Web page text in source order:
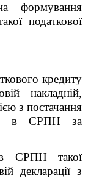
формування
податкової
кредиту
накладній,
з постачання
в ЄРПН за
в ЄРПН такої
декларації з